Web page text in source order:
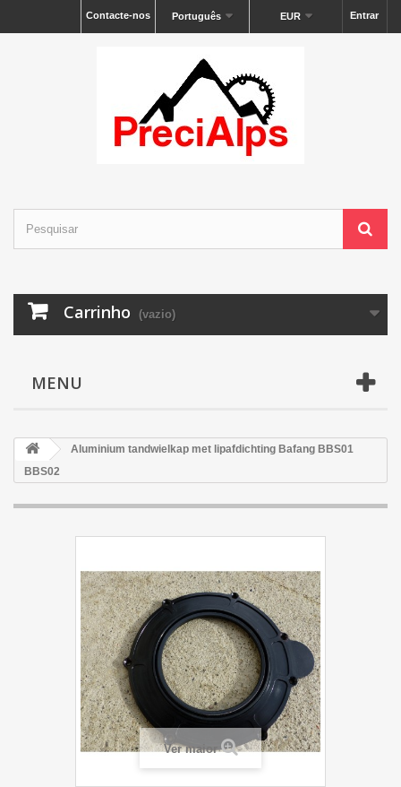
Entrar
EUR
Português
Contacte-nos
Carrinho (vazio)
MENU
Aluminium tandwielkap met lipafdichting Bafang BBS01
BBS02
Ver maior